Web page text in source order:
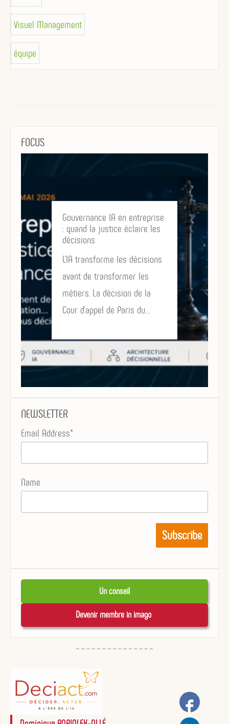
Visuel Management
équipe
FOCUS
Gouvernance IA en entreprise
: quand la justice éclaire les
décisions
L’IA transforme les décisions
avant de transformer les
métiers. La décision de la
Cour d’appel de Paris du…
NEWSLETTER
Email Address*
Name
Un conseil
Devenir membre in imago